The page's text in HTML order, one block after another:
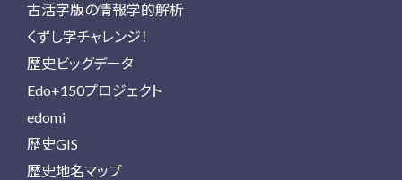
古活字版の情報学的解析
くずし字チャレンジ！
歴史ビッグデータ
Edo+150プロジェクト
edomi
歴史GIS
歴史地名マップ